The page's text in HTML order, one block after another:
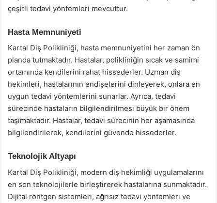
çeşitli tedavi yöntemleri mevcuttur.
Hasta Memnuniyeti
Kartal Diş Polikliniği, hasta memnuniyetini her zaman ön
planda tutmaktadır. Hastalar, polikliniğin sıcak ve samimi
ortamında kendilerini rahat hissederler. Uzman diş
hekimleri, hastalarının endişelerini dinleyerek, onlara en
uygun tedavi yöntemlerini sunarlar. Ayrıca, tedavi
sürecinde hastaların bilgilendirilmesi büyük bir önem
taşımaktadır. Hastalar, tedavi sürecinin her aşamasında
bilgilendirilerek, kendilerini güvende hissederler.
Teknolojik Altyapı
Kartal Diş Polikliniği, modern diş hekimliği uygulamalarını
en son teknolojilerle birleştirerek hastalarına sunmaktadır.
Dijital röntgen sistemleri, ağrısız tedavi yöntemleri ve